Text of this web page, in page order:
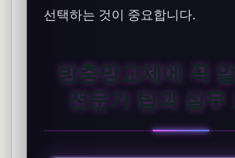
선택하는 것이 중요합니다.
방충망교체에 꼭
전문가 팁과 실무